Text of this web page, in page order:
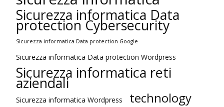
Sicurezza informatica Data
protection Cybersecurity
Sicurezza informatica Data protection Google
Sicurezza informatica Data protection Wordpress
Sicurezza informatica reti
aziendali
Sicurezza informatica Wordpress technology